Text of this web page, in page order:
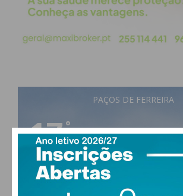
Assine nossa newsletter por
atualizada.
Eu li e concordo com os
condições
PAÇOS DE FERREIRA
17°